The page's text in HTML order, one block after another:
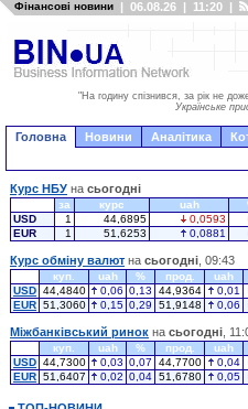
Фінансові новини | 06.08.26 | 11:20 |
"На годину спізнився, за рік не
Українське
Головна Новини Аналітика
Курс НБУ на сьогодні
за курс uah
USD
1 44,6895 0,0593
EUR
1 51,6253 0,0881
Курс обміну валют на сьогодні , 09:43
куп. uah % прод. uah
USD 44,4840 0,06 0,13 44,9364 0,01
EUR 51,3060 0,15 0,29 51,9148 0,06
Міжбанківський ринок на сьогодні ,
куп. uah % прод. uah
USD 44,7300 0,03 0,07 44,7700 0,04
EUR 51,6407 0,02 0,04 51,6780 0,05